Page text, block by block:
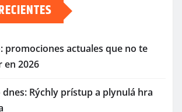
promociones actuales que no te
en 2026
dnes: Rýchly prístup a plynulá hra